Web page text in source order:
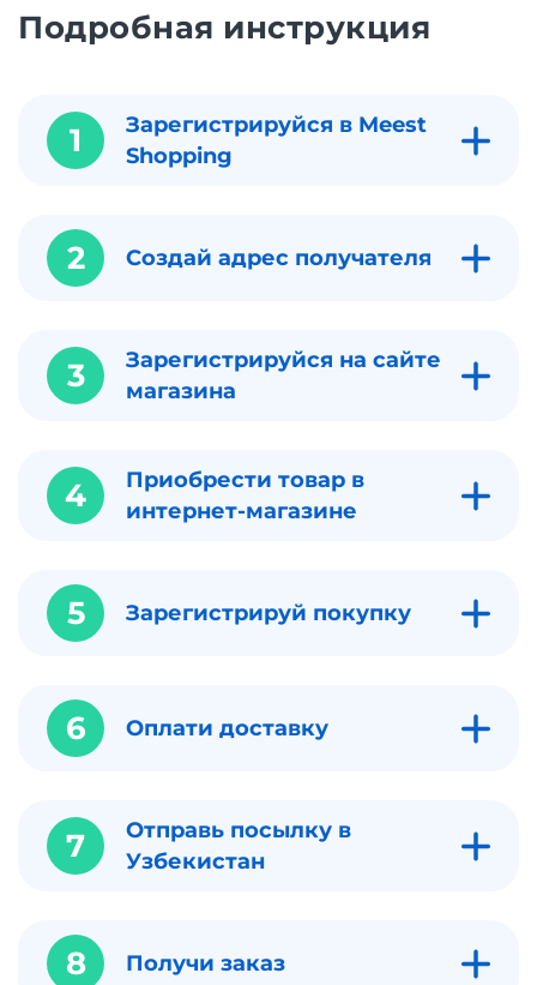
Подробная инструкция
1
Зарегистрируйся в Meest
Shopping
2 Создай адрес получателя
3
Зарегистрируйся на сайте
магазина
4
Приобрести товар в
интернет-магазине
5 Зарегистрируй покупку
6 Оплати доставку
7
Отправь посылку в
Узбекистан
8 Получи заказ